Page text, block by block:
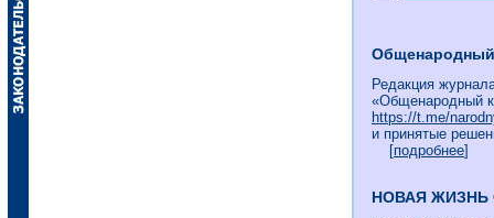
Редакция
«Общенародный
https://t.me/
и принятые
[подробнее]
НОВАЯ